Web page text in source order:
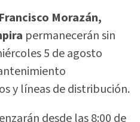
Francisco Morazán,
permanecerán sin
5 de agosto
y líneas de distribución.
desde las 8:00 de